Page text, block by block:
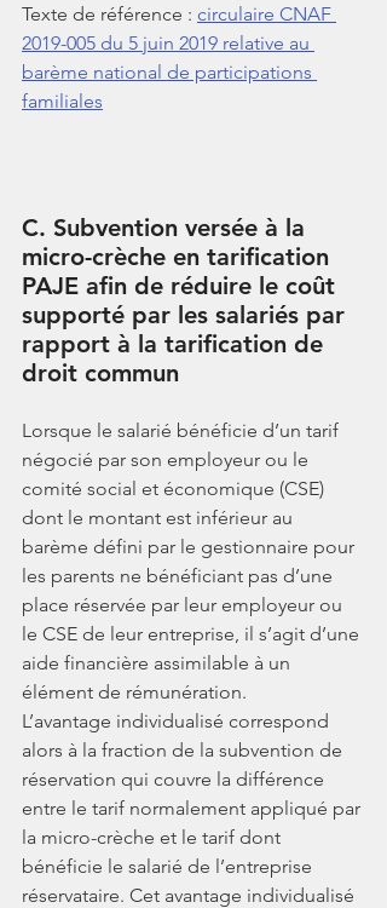
Texte de référence : circulaire CNAF
2019-005 du 5 juin 2019 relative au
barème national de participations
familiales
C. Subvention versée à la
micro-crèche en tarification
PAJE afin de réduire le coût
supporté par les salariés par
rapport à la tarification de
droit commun
Lorsque le salarié bénéficie d’un tarif
négocié par son employeur ou le
comité social et économique (CSE)
dont le montant est inférieur au
barème défini par le gestionnaire pour
les parents ne bénéficiant pas d’une
place réservée par leur employeur ou
le CSE de leur entreprise, il s’agit d’une
aide financière assimilable à un
élément de rémunération.
L’avantage individualisé correspond
alors à la fraction de la subvention de
réservation qui couvre la différence
entre le tarif normalement appliqué par
la micro-crèche et le tarif dont
bénéficie le salarié de l’entreprise
réservataire. Cet avantage individualisé